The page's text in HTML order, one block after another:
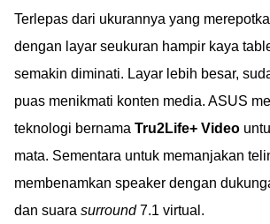
Terlepas dari ukurannya yang
dengan layar seukuran hampir kaya
semakin diminati. Layar lebih besar,
puas menikmati konten media. ASUS
teknologi bernama Tru2Life+ Video
mata. Sementara untuk memanjakan
membenamkan speaker dengan
dan suara surround7.1 virtual.